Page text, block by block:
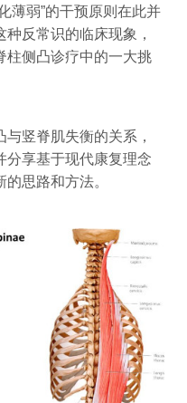
薄弱”的干预原则在此并
反常识的临床现象，
柱侧凸诊疗中的一大挑
竖脊肌失衡的关系，
分享基于现代康复理念
思路和方法。